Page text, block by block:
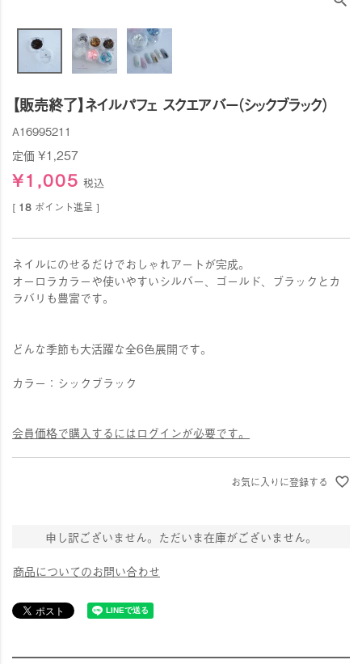
【販売終了】ネイルパフェ スクエアバー（シックブラック）
A16995211
定価¥1,257
¥1,005 税込
[ 18 ポイント進呈 ]
ネイルにのせるだけでおしゃれアートが完成。
オーロラカラーや使いやすいシルバー、ゴールド、ブラックとカ
ラバリも豊富です。
どんな季節も大活躍な全6色展開です。
カラー：シックブラック
会員価格で購入するにはログインが必要です。
お気に入りに登録する
申し訳ございません。ただいま在庫がございません。
商品についてのお問い合わせ